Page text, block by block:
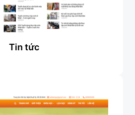
Tin tức